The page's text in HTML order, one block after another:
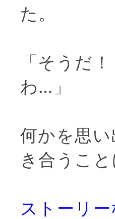
た。
「そうだ
わ…」
何かを思
き合うこと
ストーリ